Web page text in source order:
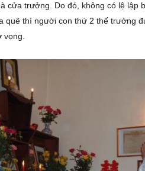
cửa trưởng. Do đó, không có lệ lập
quê thì người con thứ 2 thế trưởng